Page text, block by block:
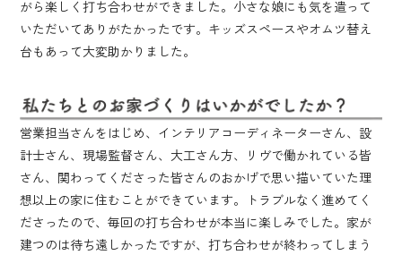
がら楽しく打ち合わせができました。小さな娘にも気を遣って
いただいてありがたかったです。キッズスペースやオムツ替え
台もあって大変助かりました。
営業担当さんをはじめ、インテリアコーディネーターさん、設
計士さん、現場監督さん、大工さん方、リヴで働かれている皆
さん、関わってくださった皆さんのおかげで思い描いていた理
想以上の家に住むことができています。トラブルなく進めてく
ださったので、毎回の打ち合わせが本当に楽しみでした。家が
建つのは待ち遠しかったですが、打ち合わせが終わってしまう